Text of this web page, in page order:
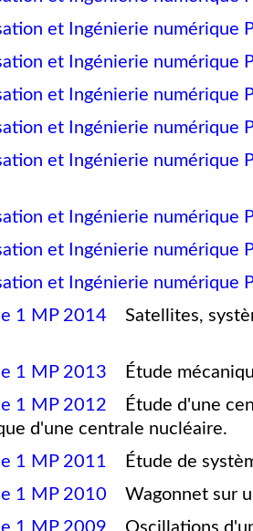
et Ingénierie numérique
et Ingénierie numérique
et Ingénierie numérique
et Ingénierie numérique
et Ingénierie numérique
et Ingénierie numérique
et Ingénierie numérique
et Ingénierie numérique
1 MP 2014 Satellites,
1 MP 2013 Étude
1 MP 2012 Étude d'une
d'une centrale nucléaire.
1 MP 2011
Étude de
1 MP 2010 Wagonnet sur
1 MP 2009 Oscillations